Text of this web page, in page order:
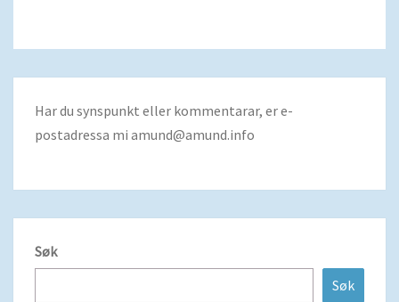
Har du synspunkt eller kommentarar, er e-
postadressa mi amund@amund.info
Søk
Søk